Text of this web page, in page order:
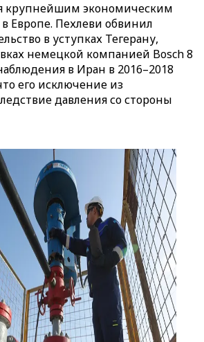
крупнейшим экономическим
Европе. Пехлеви обвинил
в уступках Тегерану,
немецкой компанией Bosch 8
в Иран в 2016–2018
его исключение из
давления со стороны